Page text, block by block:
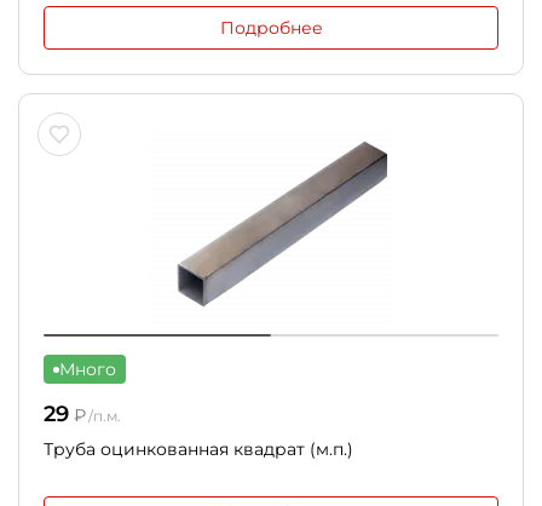
Подробнее
Много
29 ₽/п.м.
Труба оцинкованная квадрат (м.п.)